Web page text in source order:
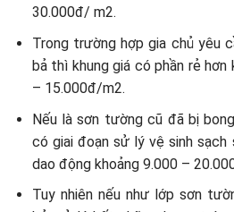
30.000đ/ m2.
Trong trường hợp gia chủ yêu
bả thì khung giá có phần rẻ
– 15.000đ/m2.
Nếu là sơn tường cũ đã bị
có giai đoạn sử lý vệ sinh sạch
dao động khoảng 9.000 –
Tuy nhiên nếu như lớp sơn